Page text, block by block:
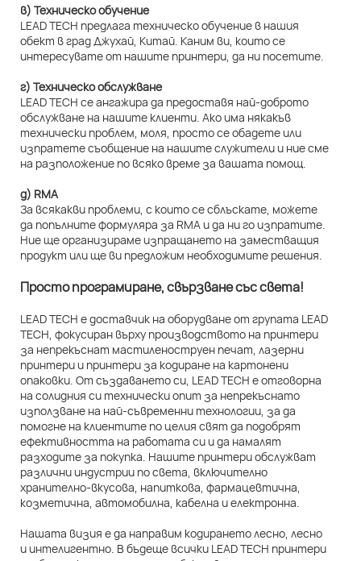
в) Техническо обучение
LEAD TECH предлага техническо обучение в нашия
обект в град Джухай, Китай. Каним ви, които се
интересувате от нашите принтери, да ни посетите.
г) Техническо обслужване
LEAD TECH се ангажира да предоставя най-доброто
обслужване на нашите клиенти. Ако има някакъв
технически проблем, моля, просто се обадете или
изпратете съобщение на нашите служители и ние сме
на разположение по всяко време за вашата помощ.
д) RMA
За всякакви проблеми, с които се сблъскате, можете
да попълните формуляра за RMA и да ни го изпратите.
Ние ще организираме изпращането на заместващия
продукт или ще ви предложим необходимите решения.
Просто програмиране, свързване със света!
LEAD TECH е доставчик на оборудване от групата LEAD
TECH, фокусиран върху производството на принтери
за непрекъснат мастиленоструен печат, лазерни
принтери и принтери за кодиране на картонени
опаковки. От създаването си, LEAD TECH е отговорна
на солидния си технически опит за непрекъснато
използване на най-съвременни технологии, за да
помогне на клиентите по целия свят да подобрят
ефективността на работата си и да намалят
разходите за покупка. Нашите принтери обслужват
различни индустрии по света, включително
хранително-вкусова, напиткова, фармацевтична,
козметична, автомобилна, кабелна и електронна.
Нашата визия е да направим кодирането лесно, лесно
и интелигентно. В бъдеще всички LEAD TECH принтери